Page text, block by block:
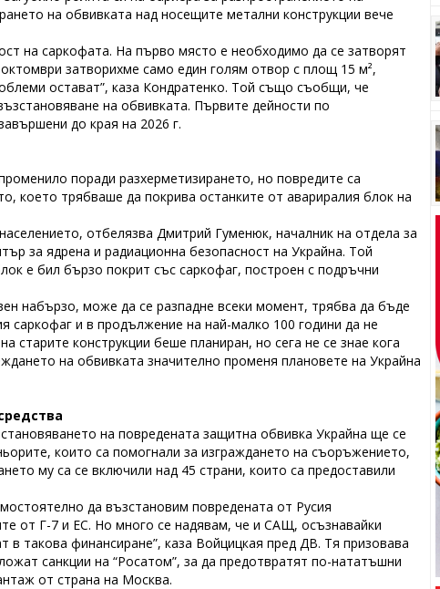
на обвивката над носещите метални конструкции вече
на саркофата. На първо място е необходимо да се затворят
затворихме само един голям отвор с площ 15 м²,
остават”, каза Кондратенко. Той също съобщи, че
на обвивката. Първите дейности по
до края на 2026 г.
поради разхерметизирането, но повредите са
което трябваше да покрива останките от авариралия блок на
отбелязва Дмитрий Гуменюк, началник на отдела за
за ядрена и радиационна безопасност на Украйна. Той
е бил бързо покрит със саркофаг, построен с подръчни
набързо, може да се разпадне всеки момент, трябва да бъде
и в продължение на най-малко 100 години да не
старите конструкции беше планиран, но сега не се знае кога
на обвивката значително променя плановете на Украйна
на повредената защитна обвивка Украйна ще се
които са помогнали за изграждането на съоръжението,
му са се включили над 45 страни, които са предоставили
да възстановим повредената от Русия
от Г-7 и ЕС. Но много се надявам, че и САЩ, осъзнавайки
такова финансиране”, каза Войцицкая пред ДВ. Тя призовава
санкции на “Росатом”, за да предотвратят по-нататъшни
от страна на Москва.